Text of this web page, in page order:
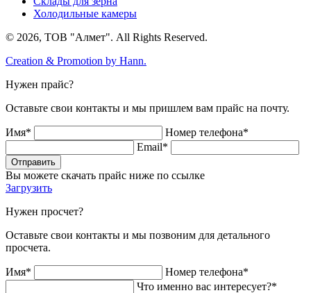
Холодильные камеры
© 2026, ТОВ "Алмет". All Rights Reserved.
Creation & Promotion by Hann.
Нужен прайс?
Оставьте свои контакты и мы пришлем вам прайс на почту.
Имя*
Номер телефона*
Email*
Отправить
Вы можете скачать прайс ниже по ссылке
Загрузить
Нужен просчет?
Оставьте свои контакты и мы позвоним для детального
просчета.
Имя*
Номер телефона*
Что именно вас интересует?*